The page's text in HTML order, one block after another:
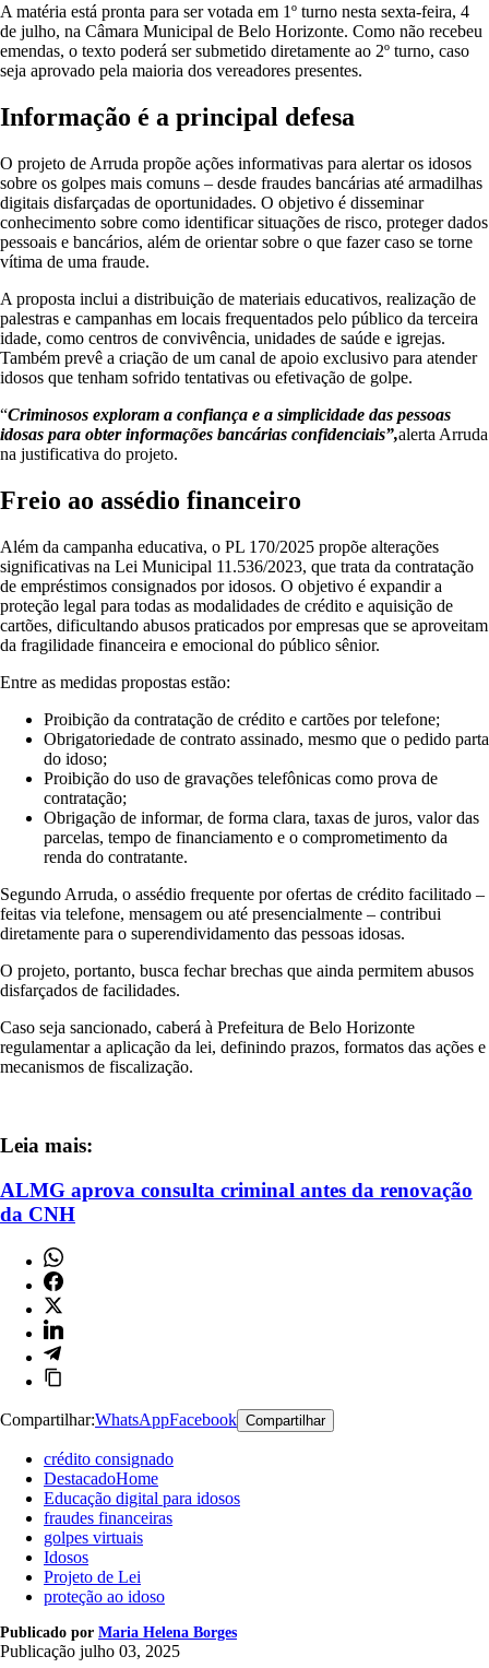
A matéria está pronta para ser votada em 1º turno nesta sexta-feira, 4
de julho, na Câmara Municipal de Belo Horizonte. Como não recebeu
emendas, o texto poderá ser submetido diretamente ao 2º turno, caso
seja aprovado pela maioria dos vereadores presentes.
Informação é a principal defesa
O projeto de Arruda propõe ações informativas para alertar os idosos
sobre os golpes mais comuns – desde fraudes bancárias até armadilhas
digitais disfarçadas de oportunidades. O objetivo é disseminar
conhecimento sobre como identificar situações de risco, proteger dados
pessoais e bancários, além de orientar sobre o que fazer caso se torne
vítima de uma fraude.
A proposta inclui a distribuição de materiais educativos, realização de
palestras e campanhas em locais frequentados pelo público da terceira
idade, como centros de convivência, unidades de saúde e igrejas.
Também prevê a criação de um canal de apoio exclusivo para atender
idosos que tenham sofrido tentativas ou efetivação de golpe.
“Criminosos exploram a confiança e a simplicidade das pessoas
idosas para obter informações bancárias confidenciais”,alerta Arruda
na justificativa do projeto.
Freio ao assédio financeiro
Além da campanha educativa, o PL 170/2025 propõe alterações
significativas na Lei Municipal 11.536/2023, que trata da contratação
de empréstimos consignados por idosos. O objetivo é expandir a
proteção legal para todas as modalidades de crédito e aquisição de
cartões, dificultando abusos praticados por empresas que se aproveitam
da fragilidade financeira e emocional do público sênior.
Entre as medidas propostas estão:
Proibição da contratação de crédito e cartões por telefone;
Obrigatoriedade de contrato assinado, mesmo que o pedido parta
do idoso;
Proibição do uso de gravações telefônicas como prova de
contratação;
Obrigação de informar, de forma clara, taxas de juros, valor das
parcelas, tempo de financiamento e o comprometimento da
renda do contratante.
Segundo Arruda, o assédio frequente por ofertas de crédito facilitado –
feitas via telefone, mensagem ou até presencialmente – contribui
diretamente para o superendividamento das pessoas idosas.
O projeto, portanto, busca fechar brechas que ainda permitem abusos
disfarçados de facilidades.
Caso seja sancionado, caberá à Prefeitura de Belo Horizonte
regulamentar a aplicação da lei, definindo prazos, formatos das ações e
mecanismos de fiscalização.
Leia mais:
ALMG aprova consulta criminal antes da renovação
da CNH
Compartilhar:WhatsAppFacebook Compartilhar
crédito consignado
DestacadoHome
Educação digital para idosos
fraudes financeiras
golpes virtuais
Idosos
Projeto de Lei
proteção ao idoso
Publicado por Maria Helena Borges
Publicação julho 03, 2025